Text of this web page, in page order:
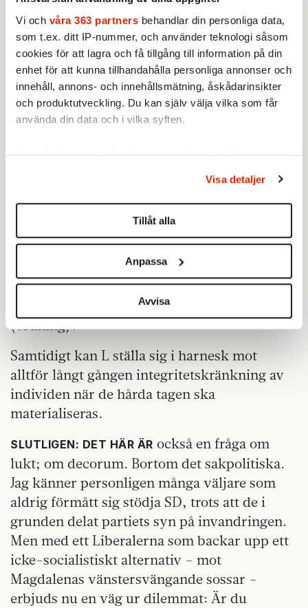
Vi och våra 363 partners behandlar din personliga data,
som t.ex. ditt IP-nummer, och använder teknologi såsom
cookies för att lagra och få tillgång till information på din
enhet för att kunna tillhandahålla personliga annonser och
innehåll, annons- och innehållsmätning, åskådarinsikter
och produktutveckling. Du kan själv välja vilka som får
använda din data och i vilka syften.
Ta reda på mer om hur dina personliga uppgifter
Du kan ändra eller dra tillbaka ditt samtycke när som
helst från cookie-förklaringen.
Vi använder enhetsidentifierare för att anpassa innehållet
för sociala medier och analysera vår trafik. Vi
vidarebefordrar även sådana identifierare och annan
information från din enhet till de sociala medier och
annons- och analysföretag som vi samarbetar med.
Dessa kan i sin tur kombinera informationen med annan
information som du har tillhandahållit eller som de har
samlat in när du har använt deras tjänster.
Om du vill läsa mer om hur vi hanterar personuppgifter
kan du göra det här.
Visa detaljer
Tillåt alla
Anpassa
Avvisa
Ett annat “mittenvänsterarv” som
Liberalerna förvaltat hyggligt genom åren,
handlar om bistånd och internationell
solidaritet. Här kan L i realförhandlingar dra
fram en massa extra budgetmedel till
världens fattiga, om diskursen ändras till att
“hjälpa mer på plats”, vilket ligger i
Lag och ordning? Det borde inte vara en
rättsstaten en liberal konstruktion? Och säg
den tonårsmamma eller butiksföreståndare i
Orten som inte vill mota bort buset? Vidare
måste ju hävdad asylrätt (lag) av
legitimitetsskäl vara liktydig med aktiv
utslägning av illegalt kvarstannande
(ordning)?
Samtidigt kan L ställa sig i harnesk mot
alltför långt gången integritetskränkning av
individen när de hårda tagen ska
materialiseras.
SLUTLIGEN: DET HÄR ÄR också en fråga om
lukt; om decorum. Bortom det sakpolitiska.
Jag känner personligen många väljare som
aldrig förmått sig stödja SD, trots att de i
grunden delat partiets syn på invandringen.
Men med ett Liberalerna som backar upp ett
icke-socialistiskt alternativ – mot
Magdalenas vänstersvängande sossar –
erbjuds nu en väg ur dilemmat: Är du